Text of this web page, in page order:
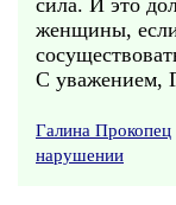
сила. И это
женщины, если
С уважением,
Галина Прокопец
нарушении